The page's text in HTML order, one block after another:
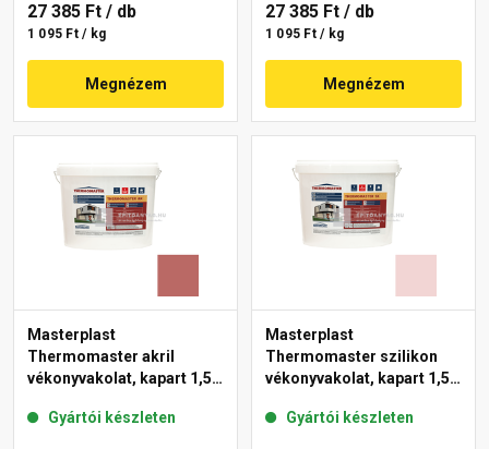
27 385 Ft / db
1 095 Ft / kg
Megnézem
27 385 Ft / db
1 095 Ft / kg
Megnézem
Masterplast
Thermomaster akril
vékonyvakolat, kapart 1,5
Gyártói készleten
Masterplast
Thermomaster szilikon
vékonyvakolat, kapart 1,5
Gyártói készleten